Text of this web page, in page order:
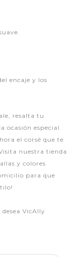
encaje y los
resalta tu
ocasión especial.
el corsé que te
nuestra tienda
y colores
para que
VicAlly